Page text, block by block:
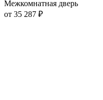
Межкомнатная дверь
от 35 287 ₽